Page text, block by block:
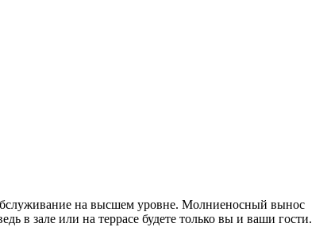
на высшем уровне. Молниеносный вынос
в зале или на террасе будете только вы и ваши гости.